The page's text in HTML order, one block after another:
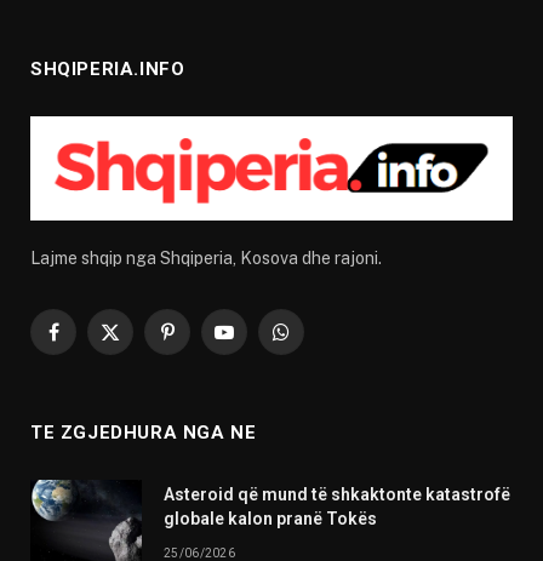
SHQIPERIA.INFO
Lajme shqip nga Shqiperia, Kosova dhe rajoni.
Facebook
X
PinterestYouTubeWhatsApp
TE ZGJEDHURA NGA NE
Asteroid që mund të shkaktonte katastrofë
globale kalon pranë Tokës
25/06/2026